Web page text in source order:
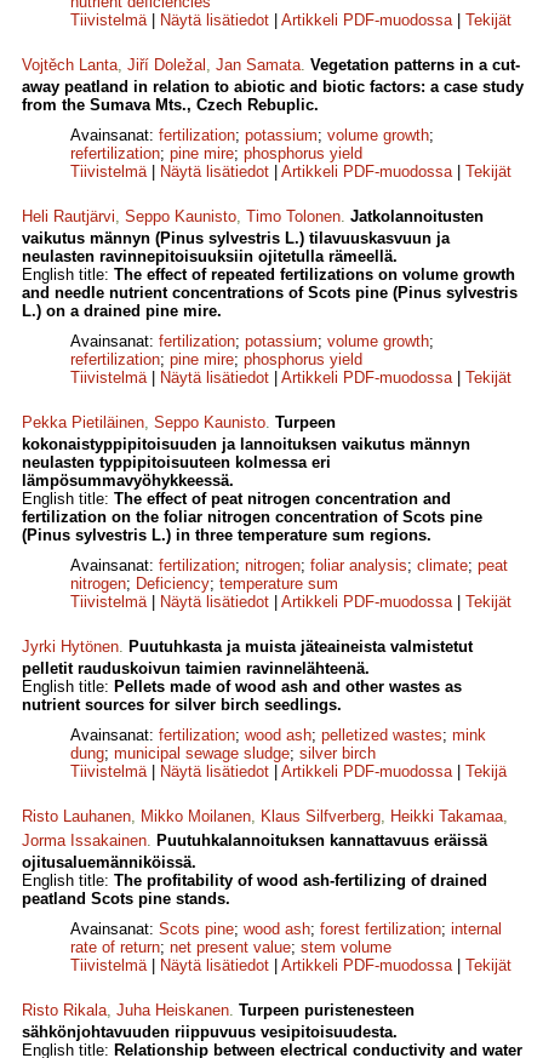
Tiivistelmä| Näytä lisätiedot Artikkeli PDF-muodossa| Tekijät
Vojtěch Lanta, Jiří Doležal , Jan Samata. Vegetation patterns in a cut-
away peatland in relation to abiotic and biotic factors: a case study
from the Sumava Mts., Czech Rebuplic.
Avainsanat: fertilization; potassium; volume growth;
refertilization; pine mire; phosphorus yield
Tiivistelmä| Näytä lisätiedot Artikkeli PDF-muodossa| Tekijät
Heli Rautjärvi, Seppo Kaunisto, Timo Tolonen. Jatkolannoitusten
vaikutus männyn (Pinus sylvestris L.) tilavuuskasvuun ja
neulasten ravinnepitoisuuksiin ojitetulla rämeellä.
English title: The effect of repeated fertilizations on volume growth
and needle nutrient concentrations of Scots pine (Pinus sylvestris
L.) on a drained pine mire.
Avainsanat: fertilization; potassium; volume growth;
refertilization; pine mire; phosphorus yield
Tiivistelmä| Näytä lisätiedot Artikkeli PDF-muodossa| Tekijät
Pekka Pietiläinen, Seppo Kaunisto. Turpeen
kokonaistyppipitoisuuden ja lannoituksen vaikutus männyn
neulasten typpipitoisuuteen kolmessa eri
lämpösummavyöhykkeessä.
English title: The effect of peat nitrogen concentration and
fertilization on the foliar nitrogen concentration of Scots pine
(Pinus sylvestris L.) in three temperature sum regions.
Avainsanat: fertilization; nitrogen; foliar analysis; climate; peat
nitrogen; Deficiency; temperature sum
Tiivistelmä| Näytä lisätiedot Artikkeli PDF-muodossa| Tekijät
Jyrki Hytönen. Puutuhkasta ja muista jäteaineista valmistetut
pelletit rauduskoivun taimien ravinnelähteenä.
English title: Pellets made of wood ash and other wastes as
nutrient sources for silver birch seedlings.
Avainsanat: fertilization; wood ash; pelletized wastes; mink
dung; municipal sewage sludge; silver birch
Tiivistelmä| Näytä lisätiedot Artikkeli PDF-muodossa| Tekijä
Risto Lauhanen, Mikko Moilanen, Klaus Silfverberg, Heikki Takamaa,
Jorma Issakainen. Puutuhkalannoituksen kannattavuus eräissä
ojitusaluemänniköissä.
English title: The profitability of wood ash-fertilizing of drained
peatland Scots pine stands.
Avainsanat: Scots pine; wood ash; forest fertilization; internal
rate of return; net present value; stem volume
Tiivistelmä| Näytä lisätiedot Artikkeli PDF-muodossa| Tekijät
Risto Rikala, Juha Heiskanen. Turpeen puristenesteen
sähkönjohtavuuden riippuvuus vesipitoisuudesta.
English title: Relationship between electrical conductivity and water